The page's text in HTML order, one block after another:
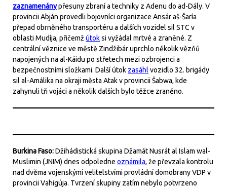
zaznamenánypřesuny zbraní a techniky z Adenu do ad-Dály. V
provincii Abján provedli bojovníci organizace Ansár aš-Šaría
přepad obrněného transportéru a dalších vozidel sil STC v
oblasti Mudíja, přičemž útoksi vyžádal mrtvé a zraněné. Z
centrální věznice ve městě Zindžibár uprchlo několik vězňů
napojených na al-Káidu po střetech mezi ozbrojenci a
bezpečnostními složkami. Další útok zasáhl vozidlo 32. brigády
sil al-Amálika na okraji města Atak v provincii Šabwa, kde
zahynuli tři vojáci a několik dalších bylo těžce zraněno.
Burkina Faso:Džihádistická skupina Džamát Nusrát al Islam wal-
Muslimin (JNIM) dnes odpoledne oznámila, že převzala kontrolu
nad dvěma vojenskými velitelstvími provládní domobrany VDP v
provincii Vahigúja. Tvrzení skupiny zatím nebylo potvrzeno